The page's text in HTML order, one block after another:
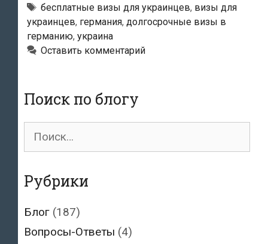
Германию
по
бесплатным
визам
Метки
бесплатные визы для украинцев, визы для
украинцев, германия, долгосрочные визы в
германию, украина
Оставить комментарий
Поиск по блогу
Поиск
Рубрики
Блог (187)
Вопросы-Ответы (4)